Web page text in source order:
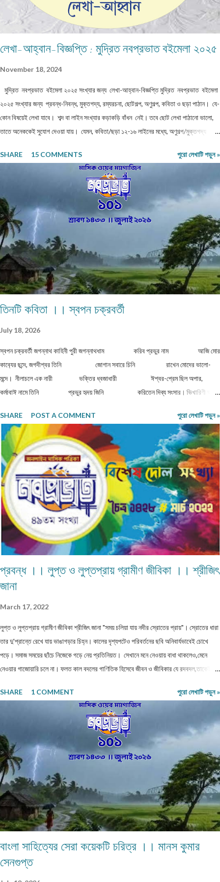
লেখা-আহ্বান-বিজ্ঞপ্তি : মুদ্রিত নবপ্রভাত বইমেলা ২০২৫
November 18, 2024
মুদ্রিত নবপ্রভাত বইমেলা ২০২৫ সংখ্যার জন্য লেখা-আহ্বান-বিজ্ঞপ্তি মুদ্রিত নবপ্রভাত বইমেলা
২০২৫ সংখ্যার জন্য প্রবন্ধ-নিবন্ধ, মুক্তগদ্য, রম্যরচনা, ছোটগল্প, অণুগল্প, কবিতা ও ছড়া পাঠান। যে-
কোন বিষয়েই লেখা যাবে। শব্দ বা লাইন সংখ্যার কড়াকড়ি বাঁধন নেই। তবে ছোট লেখা পাঠানো ভালো,
তাতে অনেককেই সুযোগ দেওয়া যায়। যেমন, কবিতা/ছড়া ১২-১৬ লাইনের মধ্যে, অণুগল্প/মুক্তগদ্য
বাঁধন 'অবশ্যমান্য' নয়। সম্পূর্ণ অপ্রকাশিত লেখা পাঠাতে হবে। মনোনয়নের সুবিধার্থে একাধিক লেখা
পাঠানো ভালো। তবে একই মেলেই দেবেন। একজন ব্যক্তি একান্ত প্রয়োজন ছাড়া একাধিক মেল করবেন
না। লেখা মেলবডিতে টাইপ বা পেস্ট করে পাঠাবেন। word ফাইলে পাঠানো যেতে পারে। লেখার সঙ্গে
দেবেন নিজের নাম, ঠিকানা এবং ফোন ও whatsapp নম্বর। (ছবি দেওয়ার দরকার নেই।) ১) মেলের
সাবজেক্ট লাইনে লিখবেন 'মুদ্রিত নবপ্রভাত বইমেলা সংখ্যা ২০২৬-এর জন্য'। ২) বানানের দিকে বিশেষ
নজর দেবেন। ৩) য...
SHARE 15 COMMENTS পুরো লেখাটি পড়ুন »
তিনটি কবিতা ।। স্বপন চক্রবর্তী
July 18, 2026
স্বপন চক্রবর্তী জগন্নাথ কাহিনী পুরী জগন্নাথধাম করিব প্রভুর নাম আজি মোর
কাব‍্যের ছন্দে, জগদীশ্বর তিনি জোগান সবারে চিনি রাখেন মোদের ভালো-
মন্দে। নীলাচলে এক নারী ভক্তির ধ্বজাধারী ঈশ্বর-প্রেম ছিল অপার,
কর্মাবাঈ নামে তিনি প্রভুর হৃদয় জিনি করিতেন দিব্য সংসার। ভিখারিণী অতি
SHARE
POST A COMMENT পুরো লেখাটি পড়ুন »
প্রবন্ধ ।। লুপ্ত ও লুপ্তপ্রায় গ্রামীণ জীবিকা ।। শ্রীজিৎ
জানা
March 17, 2022
লুপ্ত ও লুপ্তপ্রায় গ্রামীণ জীবিকা শ্রীজিৎ জানা "সময় চলিয়া যায় নদীর স্রোতের প্রায়"। স্রোতের ধারা
তার দু'প্রান্তে রেখে যায় ভাঙাগড়ার চিহ্ন। কালের দৃশ্যপটেও পরিবর্তনের ছবি অনিবার্যভাবেই চোখে
পড়ে। সমাজ সময়ের ছাঁচে নিজেকে গড়ে নেয় প্রতিনিয়ত। সেখানে মনে নেওয়ায় বাধা থাকলেও,মেনে
নেওয়ার গাজোয়ারি চলে না। ফলত কাল বদলের গাণিতিক হিসেবে জীবন ও জীবিকার যে রদবদল,তাকেই
আজকে যা অত্যাবশ্যকীয় কাল তার বিকল্প রূপ পেতে পারে অথবা তা অনাবশ্যক হওয়াও স্বাভাবিক।
সেক্ষেত্রে উক্ত বিষয়টির পরিষেবা দানকারী মানুষদের প্রতিবন্ধকতার সম্মুখীন হওয়া অস্বাভাবিক নয়।
এক কালে গাঁয়ে কত ধরনের পেশার মানুষদের চোখে পোড়তো। কোন পেশা ছিল সম্বৎসরের,আবার কোন
পেশা এককালীন। সব পেশার লোকেরাই কত নিষ্ঠা ভরে গাঁয়ে তাদের পরিষেবা দিত। বিনিময়ে সামান্য আয়
হত তাদের। আর সেই আয়টুকুই ছিল তাদের সংসার নির্বাহের একমাত্র উপায়। কালে কালান্তরে সেই সব
পেশা,সেই সব সমাজবন্ধুরা হারিয়ে গ্যাছে। শুধুমাত্র তারা বেঁচে আছে অগ্রজের গল্পকথায়,আর বিভিন...
SHARE 1 COMMENT পুরো লেখাটি পড়ুন »
বাংলা সাহিত্যের সেরা কয়েকটি চরিত্র ।। মানস কুমার
সেনগুপ্ত